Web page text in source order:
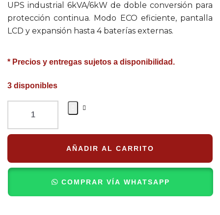
UPS industrial 6kVA/6kW de doble conversión para
protección continua. Modo ECO eficiente, pantalla
LCD y expansión hasta 4 baterías externas.
* Precios y entregas sujetos a disponibilidad.
3 disponibles
AÑADIR AL CARRITO
COMPRAR VÍA WHATSAPP